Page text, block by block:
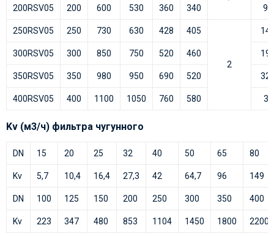
200RSV05
200 600 530 360 340
250RSV05 250 730 630 428 405
2
300RSV05 300 850 750 520 460
350RSV05 350 980 950 690 520
400RSV05 400 1100 1050 760 580
Kv (м3/ч) фильтра чугунного
DN 15 20 25 32 40 50 65 80
Kv 5,7 10,4 16,4 27,3 42 64,7 96 149
DN 100 125 150 200 250 300 350 400
Kv 223 347 480 853 1104 1450 1800 2200